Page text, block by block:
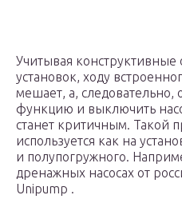
Учитывая конструктивные
установок, ходу
мешает, а,
функцию и выключить
станет критичным. Такой
используется как на
и полупогружного.
дренажных насосах от
Unipump .